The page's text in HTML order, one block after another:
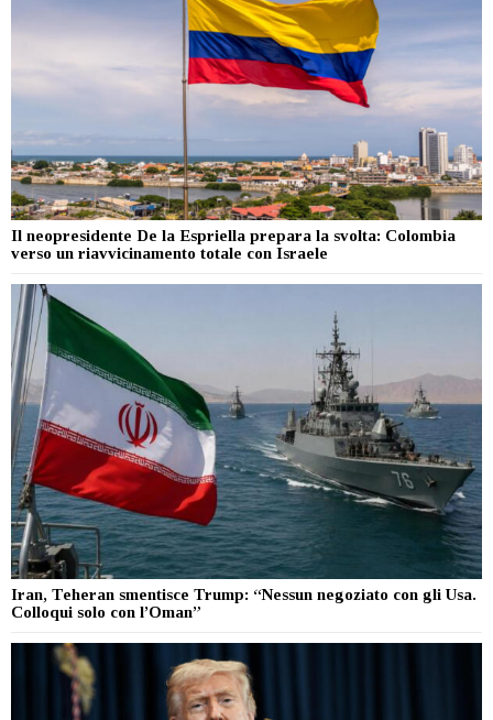
Il neopresidente De la Espriella prepara la svolta: Colombia
verso un riavvicinamento totale con Israele
Iran, Teheran smentisce Trump: “Nessun negoziato con gli Usa.
Colloqui solo con l’Oman”